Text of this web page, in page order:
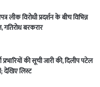
लीक विरोधी प्रदर्शन के बीच विभिन्न
बरकरार
प्रभारियों की सूची जारी की, दिलीप पटेल
देखिए लिस्ट